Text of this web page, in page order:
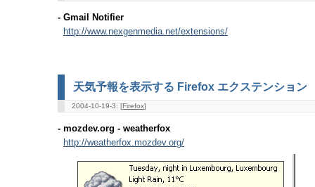
- Gmail Notifier
http://www.nexgenmedia.net/extensions/
天気予報を表示する Firefox エクステンション
2004-10-19-3: [Firefox]
- mozdev.org - weatherfox
http://weatherfox.mozdev.org/